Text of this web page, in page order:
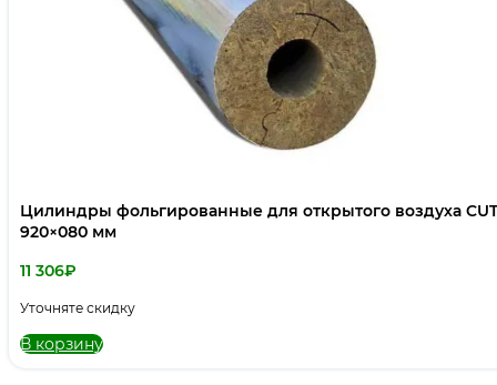
Цилиндры фольгированные для открытого воздуха
920×080 мм
11 306₽
Уточняте скидку
В корзину